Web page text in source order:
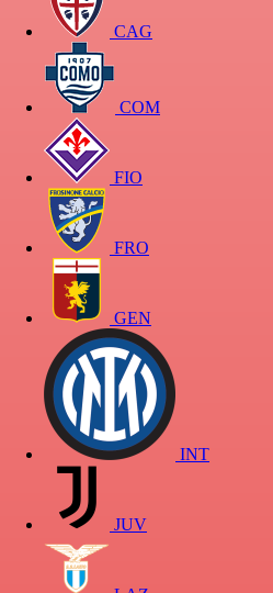
CAG
COM
FIO
FRO
GEN
INT
JUV